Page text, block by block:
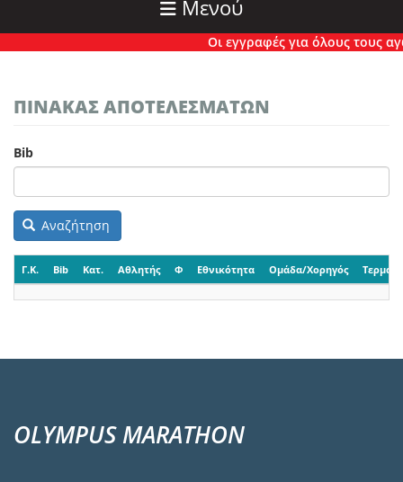
Μενού
Οι εγγραφές για όλους τους
ΠΙΝΑΚΑΣ ΑΠΟΤΕΛΕΣΜΑΤΩΝ
Bib
Αναζήτηση
Γ.Κ. Bib Κατ. Αθλητής Φ Εθνικότητα Ομάδα/Χορηγός
OLYMPUS MARATHON